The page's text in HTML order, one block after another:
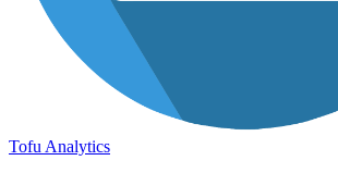
Tofu Analytics